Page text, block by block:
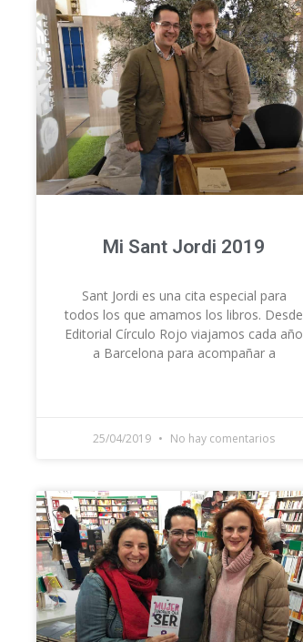
Mi Sant Jordi 2019
Sant Jordi es una cita especial para
todos los que amamos los libros. Desde
Editorial Círculo Rojo viajamos cada año
a Barcelona para acompañar a
25/04/2019 No hay comentarios